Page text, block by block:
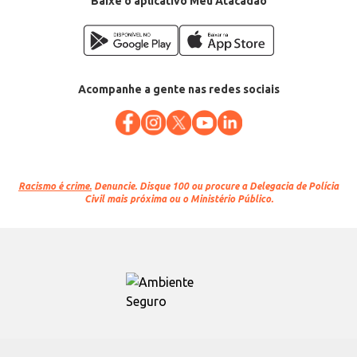
Acompanhe a gente nas redes sociais
Racismo é crime. Denuncie. Disque 100 ou procure a Delegacia de Polícia
Civil mais próxima ou o Ministério Público.